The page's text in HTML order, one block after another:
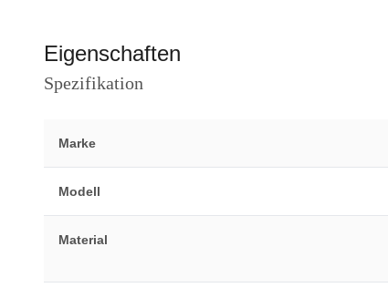
Eigenschaften
Spezifikation
Marke
Modell
Material